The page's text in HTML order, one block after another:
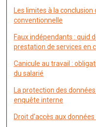
Les limites à la
conventionnelle
Faux indépendants : quid
prestation de services en
Canicule au travail :
du salarié
La protection des
enquête interne
Droit d’accès aux